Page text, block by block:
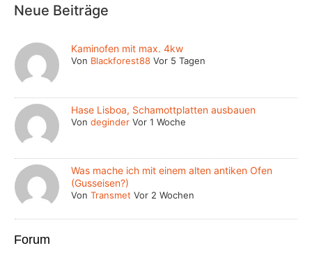
Neue Beiträge
Kaminofen mit max. 4kw
Von Blackforest88 Vor 5 Tagen
Hase Lisboa, Schamottplatten ausbauen
Vondeginder Vor 1 Woche
Was mache ich mit einem alten antiken Ofen
(Gusseisen?)
VonTransmet Vor 2 Wochen
Forum